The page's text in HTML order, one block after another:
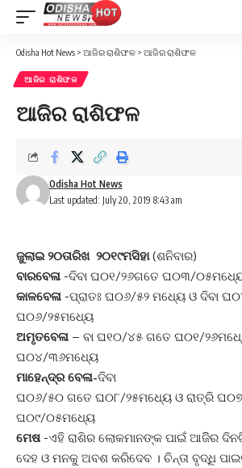
Odisha Hot News > ଆଜିର ରାଶିଫଳ > ଆଜିର ରାଶିଫଳ
ଆଜିର ରାଶିଫଳ
ଆଜିର ରାଶିଫଳ
Last updated: July 20, 2019 8:43 am
Odisha Hot News
ଜୁଲାଇ ୨୦ତାରିଖ ୨୦୧୯ମସିହା(ଶନିବାର)
ବାରବେଳା -ଦିବା ଘ୦୧/୨୬ଗତେ ଘ୦୩/
କାଳବେଳା -ପ୍ରାତଃ ଘ୦୬/୫୨ ମଧ୍ୟେ ଓ ଦିବା
ଘ୦୬/୨୫ମଧ୍ୟେ
ଅମୃତବେଳା – ବା ଘ୧୦/୪୫ ଗତେ ଘ୦୧/
ଘ୦୪/୩୬ମଧ୍ୟେ
ମାହେନ୍ଦ୍ର ବେଳା-ଦିବା
ଘ୦୬/୫୦ ଗତେ ଘ୦୮/୨୫ମଧ୍ୟେ ଓ ରାତ୍ରି
ଘ୦୯/୦୫ମଧ୍ୟେ
ମେଷ -ଏହି ରାଶିର ଲୋକମାନଙ୍କ ପାଇଁ ଆଜିିର
ଦେହ ଓ ମନକୁ ଅବଶ କରିଦେବ । ଚିନ୍ତା ବୃଦ୍ଧି